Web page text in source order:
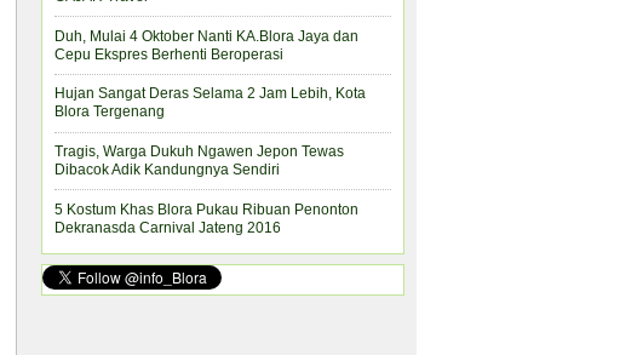
Duh, Mulai 4 Oktober Nanti KA.Blora Jaya dan
Cepu Ekspres Berhenti Beroperasi
Hujan Sangat Deras Selama 2 Jam Lebih, Kota
Blora Tergenang
Tragis, Warga Dukuh Ngawen Jepon Tewas
Dibacok Adik Kandungnya Sendiri
5 Kostum Khas Blora Pukau Ribuan Penonton
Dekranasda Carnival Jateng 2016